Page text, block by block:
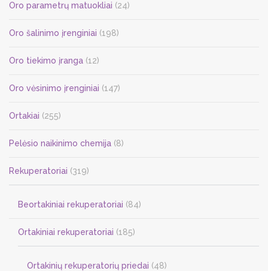
Oro parametrų matuokliai (24)
Oro šalinimo įrenginiai (198)
Oro tiekimo įranga (12)
Oro vėsinimo įrenginiai (147)
Ortakiai (255)
Pelėsio naikinimo chemija (8)
Rekuperatoriai (319)
Beortakiniai rekuperatoriai (84)
Ortakiniai rekuperatoriai (185)
Ortakinių rekuperatorių priedai (48)